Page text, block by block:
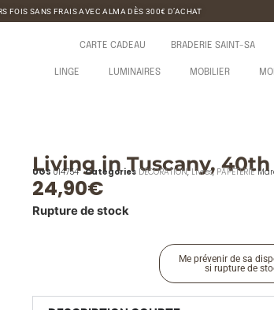
FOIS SANS FRAIS AVEC ALMA DÈS 300€ D’ACHAT
CARTE CADEAU BRADERIE SAINT-SA
LINGE LUMINAIRES MOBILIER
Living in Tuscany,
UGS 014754 Catégories DÉCORATION,Livres, PAPETERIE
24,90€
Rupture de stock
Me prévenir de sa
si rupture de